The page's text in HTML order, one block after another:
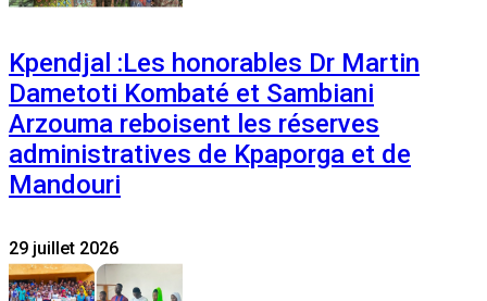
Kpendjal :Les honorables Dr Martin
Dametoti Kombaté et Sambiani
Arzouma reboisent les réserves
administratives de Kpaporga et de
Mandouri
29 juillet 2026